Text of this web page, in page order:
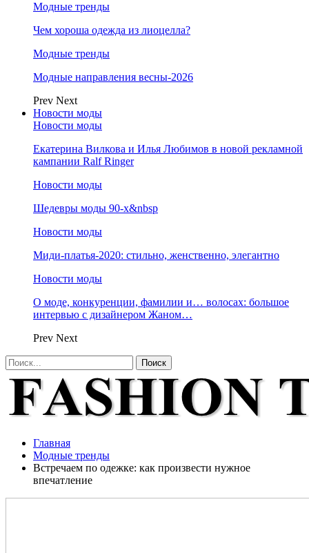
Модные тренды
Чем хороша одежда из лиоцелла?
Модные тренды
Модные направления весны-2026
Prev Next
Новости моды
Новости моды
Екатерина Вилкова и Илья Любимов в новой рекламной
кампании Ralf Ringer
Новости моды
Шедевры моды 90-х&nbsp
Новости моды
Миди-платья-2020: стильно, женственно, элегантно
Новости моды
О моде, конкуренции, фамилии и… волосах: большое
интервью с дизайнером Жаном…
Prev Next
Главная
Модные тренды
Встречаем по одежке: как произвести нужное
впечатление